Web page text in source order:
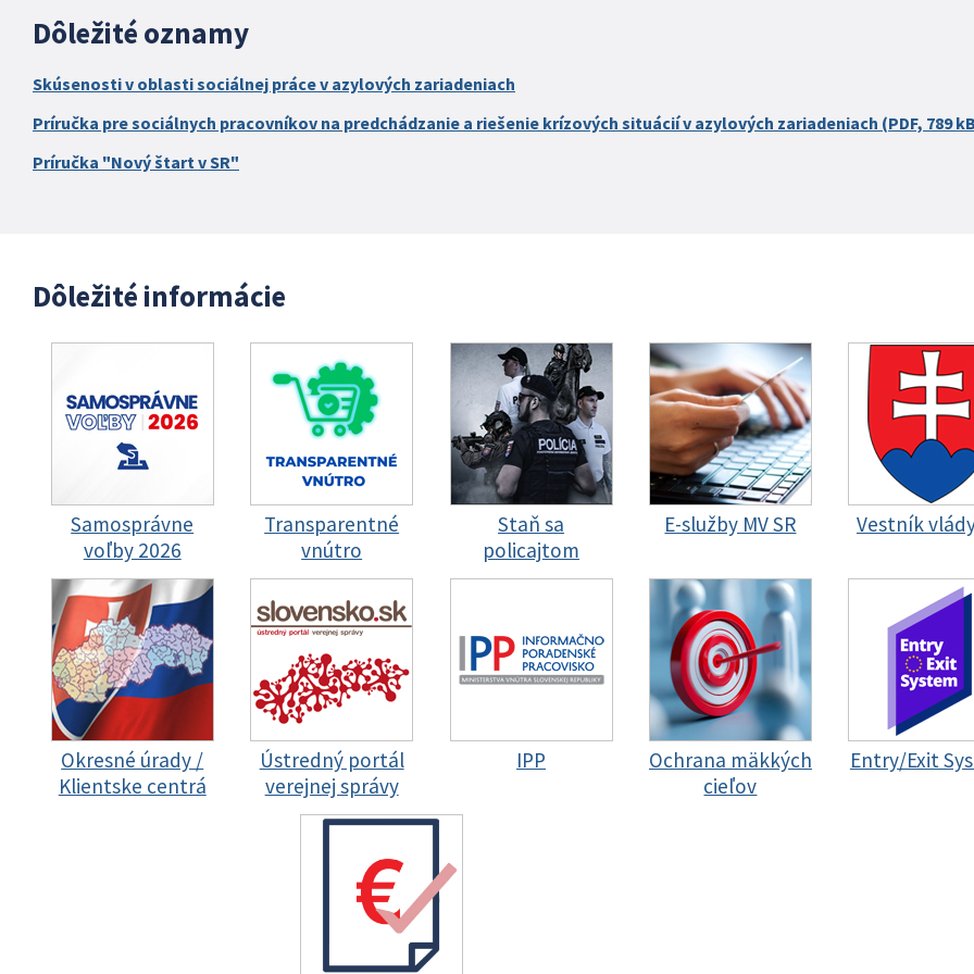
Dôležité oznamy
Skúsenosti v oblasti sociálnej práce v azylových zariadeniach
Príručka pre sociálnych pracovníkov na predchádzanie a riešenie krízových situácií v azylových zariadeniach (PDF, 789
Príručka "Nový štart v SR"
Dôležité informácie
Samosprávne
voľby 2026
Transparentné
vnútro
Staň sa
policajtom
E-služby MV SR Vestník
Okresné úrady /
Klientske centrá
Ústredný portál
verejnej správy
IPP
Ochrana mäkkých
cieľov
Entry/Exit